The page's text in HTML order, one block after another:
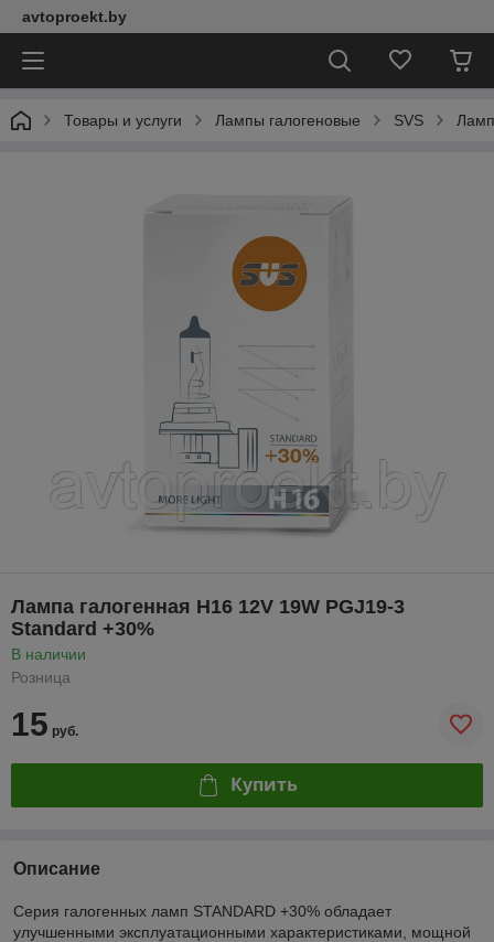
avtoproekt.by
Товары и услуги Лампы галогеновые SVS
Лампа галогенная H16 12V 19W PGJ19-3
Standard +30%
В наличии
Розница
15 руб.
Купить
Описание
Серия галогенных ламп STANDARD +30% обладает
улучшенными эксплуатационными характеристиками, мощной